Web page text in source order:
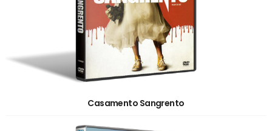
Casamento Sangrento